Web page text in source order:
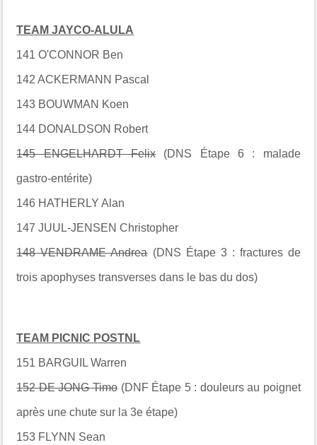
TEAM JAYCO-ALULA
141 O'CONNOR Ben
142 ACKERMANN Pascal
143 BOUWMAN Koen
144 DONALDSON Robert
145 ENGELHARDT Felix (DNS Étape 6 : malade
gastro-entérite)
146 HATHERLY Alan
147 JUUL-JENSEN Christopher
148 VENDRAME Andrea(DNS Étape 3 : fractures de
trois apophyses transverses dans le bas du dos)
TEAM PICNIC POSTNL
151 BARGUIL Warren
152 DE JONG Timo (DNF Étape 5 : douleurs au poignet
après une chute sur la 3e étape)
153 FLYNN Sean